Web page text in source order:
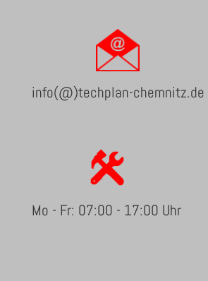
info(@)techplan-chemnitz.de
Mo - Fr: 07:00 - 17:00 Uhr